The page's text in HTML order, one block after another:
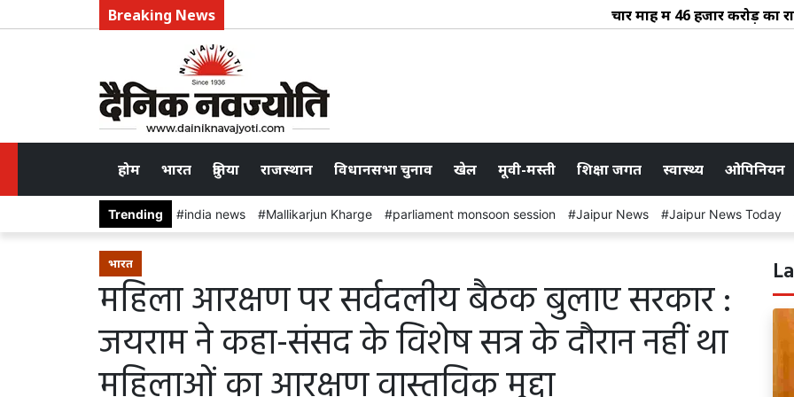
Breaking News चार माह में 46 हजार करोड़ का
होम भारत दुनिया राजस्थान विधानसभा चुनाव खेल मूवी-मस्ती शिक्षा जगत स्वास्थ्य ओपिनियन
Trending india news Mallikarjun Kharge parliament monsoon session Jaipur News Jaipur News Today
भारत
महिला आरक्षण पर सर्वदलीय बैठक बुलाए सरकार :
जयराम ने कहा-संसद के विशेष सत्र के दौरान नहीं था